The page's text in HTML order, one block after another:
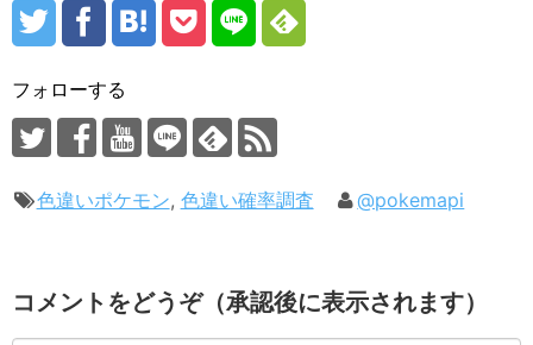
フォローする
色違いポケモン, 色違い確率調査 @pokemapi
コメントをどうぞ（承認後に表示されます）